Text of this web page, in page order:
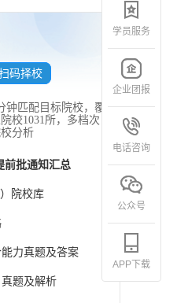
码择校
钟匹配目标院校，覆
校1031所，多档次
校分析
前批通知汇总
院校库
力真题及答案
题及解析
学员服务
企业团报
电话咨询
公众号
APP下载